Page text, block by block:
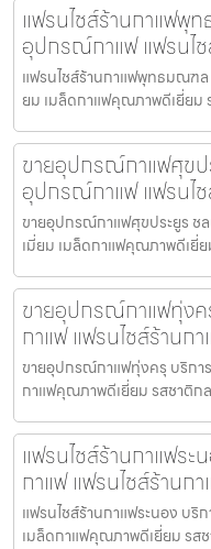
แฟรนไชส์ร้านกาแฟพุ
อุปกรณ์กาแฟ แฟรนไ
แฟรนไชส์ร้านกาแฟพุทธมณฑล
ยม เมล็ดกาแฟคุณภาพดีเยี่ยม
ขายอุปกรณ์กาแฟศุขป
อุปกรณ์กาแฟ แฟรนไ
ขายอุปกรณ์กาแฟศุขประยูร ช
เมี่ยม เมล็ดกาแฟคุณภาพดีเยี่
ขายอุปกรณ์กาแฟทุ่ง
กาแฟ แฟรนไชส์ร้านก
ขายอุปกรณ์กาแฟทุ่งครุ บริกา
กาแฟคุณภาพดีเยี่ยม รสชาติก
แฟรนไชส์ร้านกาแฟร
กาแฟ แฟรนไชส์ร้านก
แฟรนไชส์ร้านกาแฟระนอง บริ
เมล็ดกาแฟคุณภาพดีเยี่ยม รส